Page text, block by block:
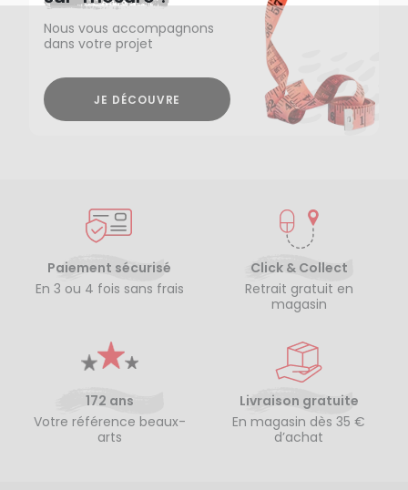
Nous vous accompagnons
dans votre projet
JE DÉCOUVRE
Paiement sécurisé
En 3 ou 4 fois sans frais
Click & Collect
Retrait gratuit en
magasin
172 ans
Votre référence beaux-
arts
Livraison gratuite
En magasin dès 35 €
d’achat